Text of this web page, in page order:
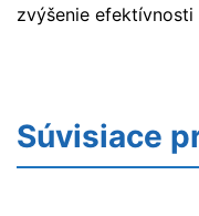
zvýšenie
Súvisiace